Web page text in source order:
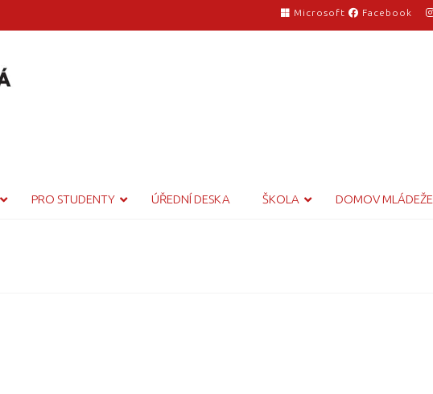
Microsoft Facebook
PRO STUDENTY ÚŘEDNÍ DESKA ŠKOLA DOMOV MLÁDEŽE